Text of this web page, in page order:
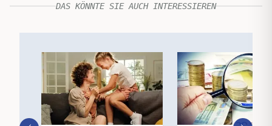
DAS KÖNNTE SIE AUCH INTERESSIEREN